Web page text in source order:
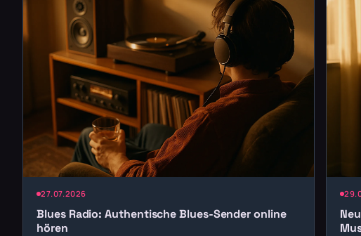
27.07.2026
Blues Radio: Authentische Blues-Sender online
hören